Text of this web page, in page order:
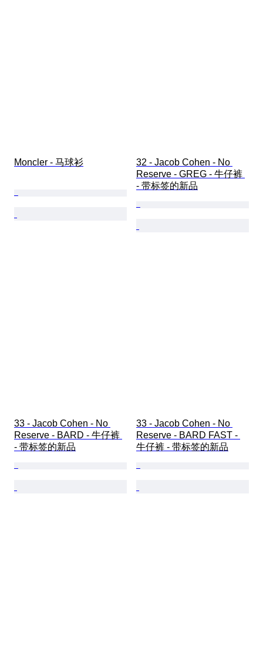
Moncler - 马球衫
32 - Jacob Cohen - No
Reserve - GREG - 牛仔裤
- 带标签的新品
33 - Jacob Cohen - No
Reserve - BARD - 牛仔裤
- 带标签的新品
33 - Jacob Cohen - No
Reserve - BARD FAST -
牛仔裤 - 带标签的新品